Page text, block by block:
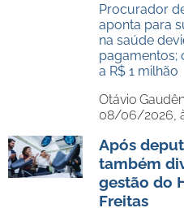
Procurador
aponta para
na saúde
pagamentos;
a R$ 1 milhão
Otávio
08/06/2026,
Após
também
gestão do
Freitas